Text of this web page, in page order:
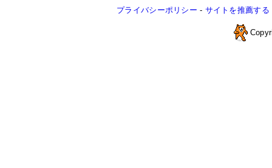
プライバシーポリシー - サイトを推薦する